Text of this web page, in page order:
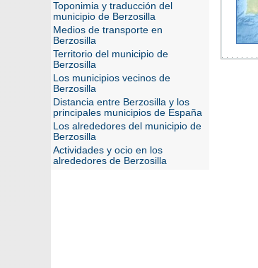
Toponimia y traducción del
municipio de Berzosilla
Medios de transporte en
Berzosilla
Territorio del municipio de
Berzosilla
Los municipios vecinos de
Berzosilla
Distancia entre Berzosilla y los
principales municipios de España
Los alrededores del municipio de
Berzosilla
Actividades y ocio en los
alrededores de Berzosilla